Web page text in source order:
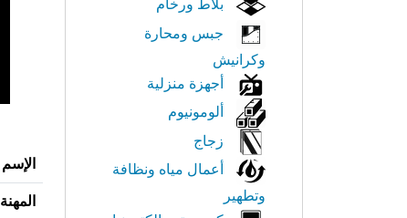
الإسم
المهنة
بلاط ورخام
جبس ومحارة
وكرانيش
أجهزة منزلية
ألومونيوم
زجاج
أعمال مياه ونظافة
وتطهير